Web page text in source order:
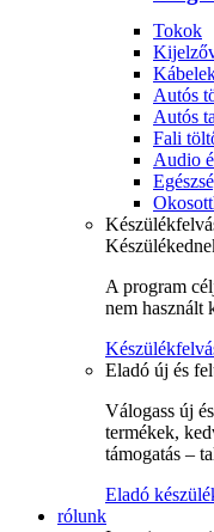
Tokok
Autós
Autós
Fali
Audio
A program
nem használt
Eladó új és
Válogass új
termékek,
támogatás –
Eladó
rólunk